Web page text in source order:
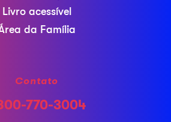
Livro acessível
da Família
Contato
770-3004